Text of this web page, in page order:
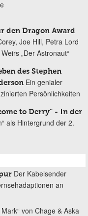
den Dragon Award
Joe Hill, Petra Lord
„Der Astronaut“
des Stephen
Ein genialer
Persönlichkeiten
to Derry“ - In der
als Hintergrund der 2.
Der Kabelsender
an
von Chage & Aska